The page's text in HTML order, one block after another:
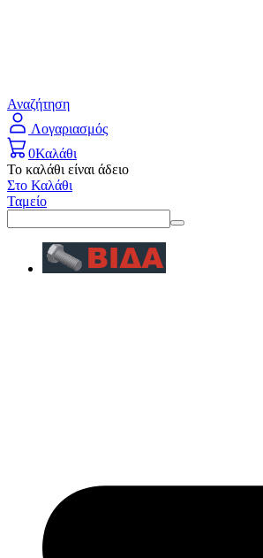
Αναζήτηση
Λογαριασμός
0Καλάθι
Το καλάθι είναι άδειο
Στο Καλάθι
Ταμείο